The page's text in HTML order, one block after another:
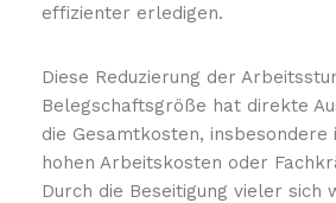
effizienter erledigen.
Diese Reduzierung der
Belegschaftsgröße hat direkte
die Gesamtkosten, insbesondere
hohen Arbeitskosten oder
Durch die Beseitigung vieler sich